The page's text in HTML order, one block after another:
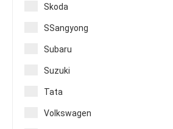
Skoda
SSangyong
Subaru
Suzuki
Tata
Volkswagen